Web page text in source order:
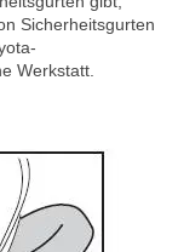
Sicherheitsgurten
Werkstatt.